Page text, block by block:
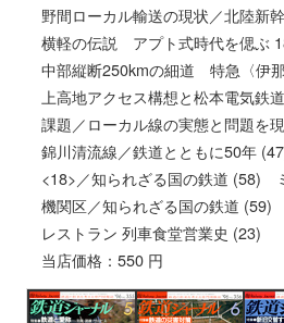
野間ローカル輸送の現状／北陸新
横軽の伝説 アプト式時代を偲ぶ
中部縦断250kmの細道 特急〈伊
上高地アクセス構想と松本電気鉄
課題／ローカル線の実態と問題
錦川清流線／鉄道とともに50年
<18>／知られざる国の鉄道 (58)
機関区／知られざる国の鉄道
レストラン 列車食堂営業史 (23)
当店価格：550 円